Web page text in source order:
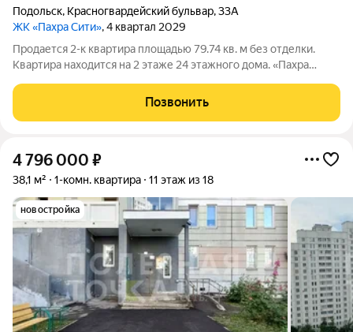
Подольск, Красногвардейский бульвар,33А
ЖК «Пахра Сити», 4 квартал 2029
Продается 2-к квартира площадью 79.74 кв. м без отделки.
Квартира находится на 2 этаже 24 этажного дома. «Пахра
сочетается с продуманным благоустройством и развитым
окружением. Вариативные
Позвонить
4 796 000 ₽
38,1 м² 1-комн. квартира 11 этаж из 18
новостройка